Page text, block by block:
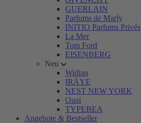
GUERLAIN
Parfums de Marly
INITIO Parfums Privés
La Mer
Tom Ford
EISENBERG
Neu
Widian
IRÄYE
NEST NEW YORK
Ouai
TYPEBEA
Angebote & Bestseller